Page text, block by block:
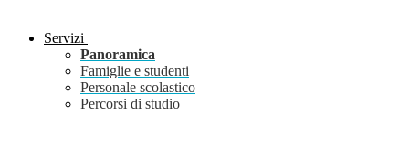
Servizi
Panoramica
Famiglie e studenti
Personale scolastico
Percorsi di studio